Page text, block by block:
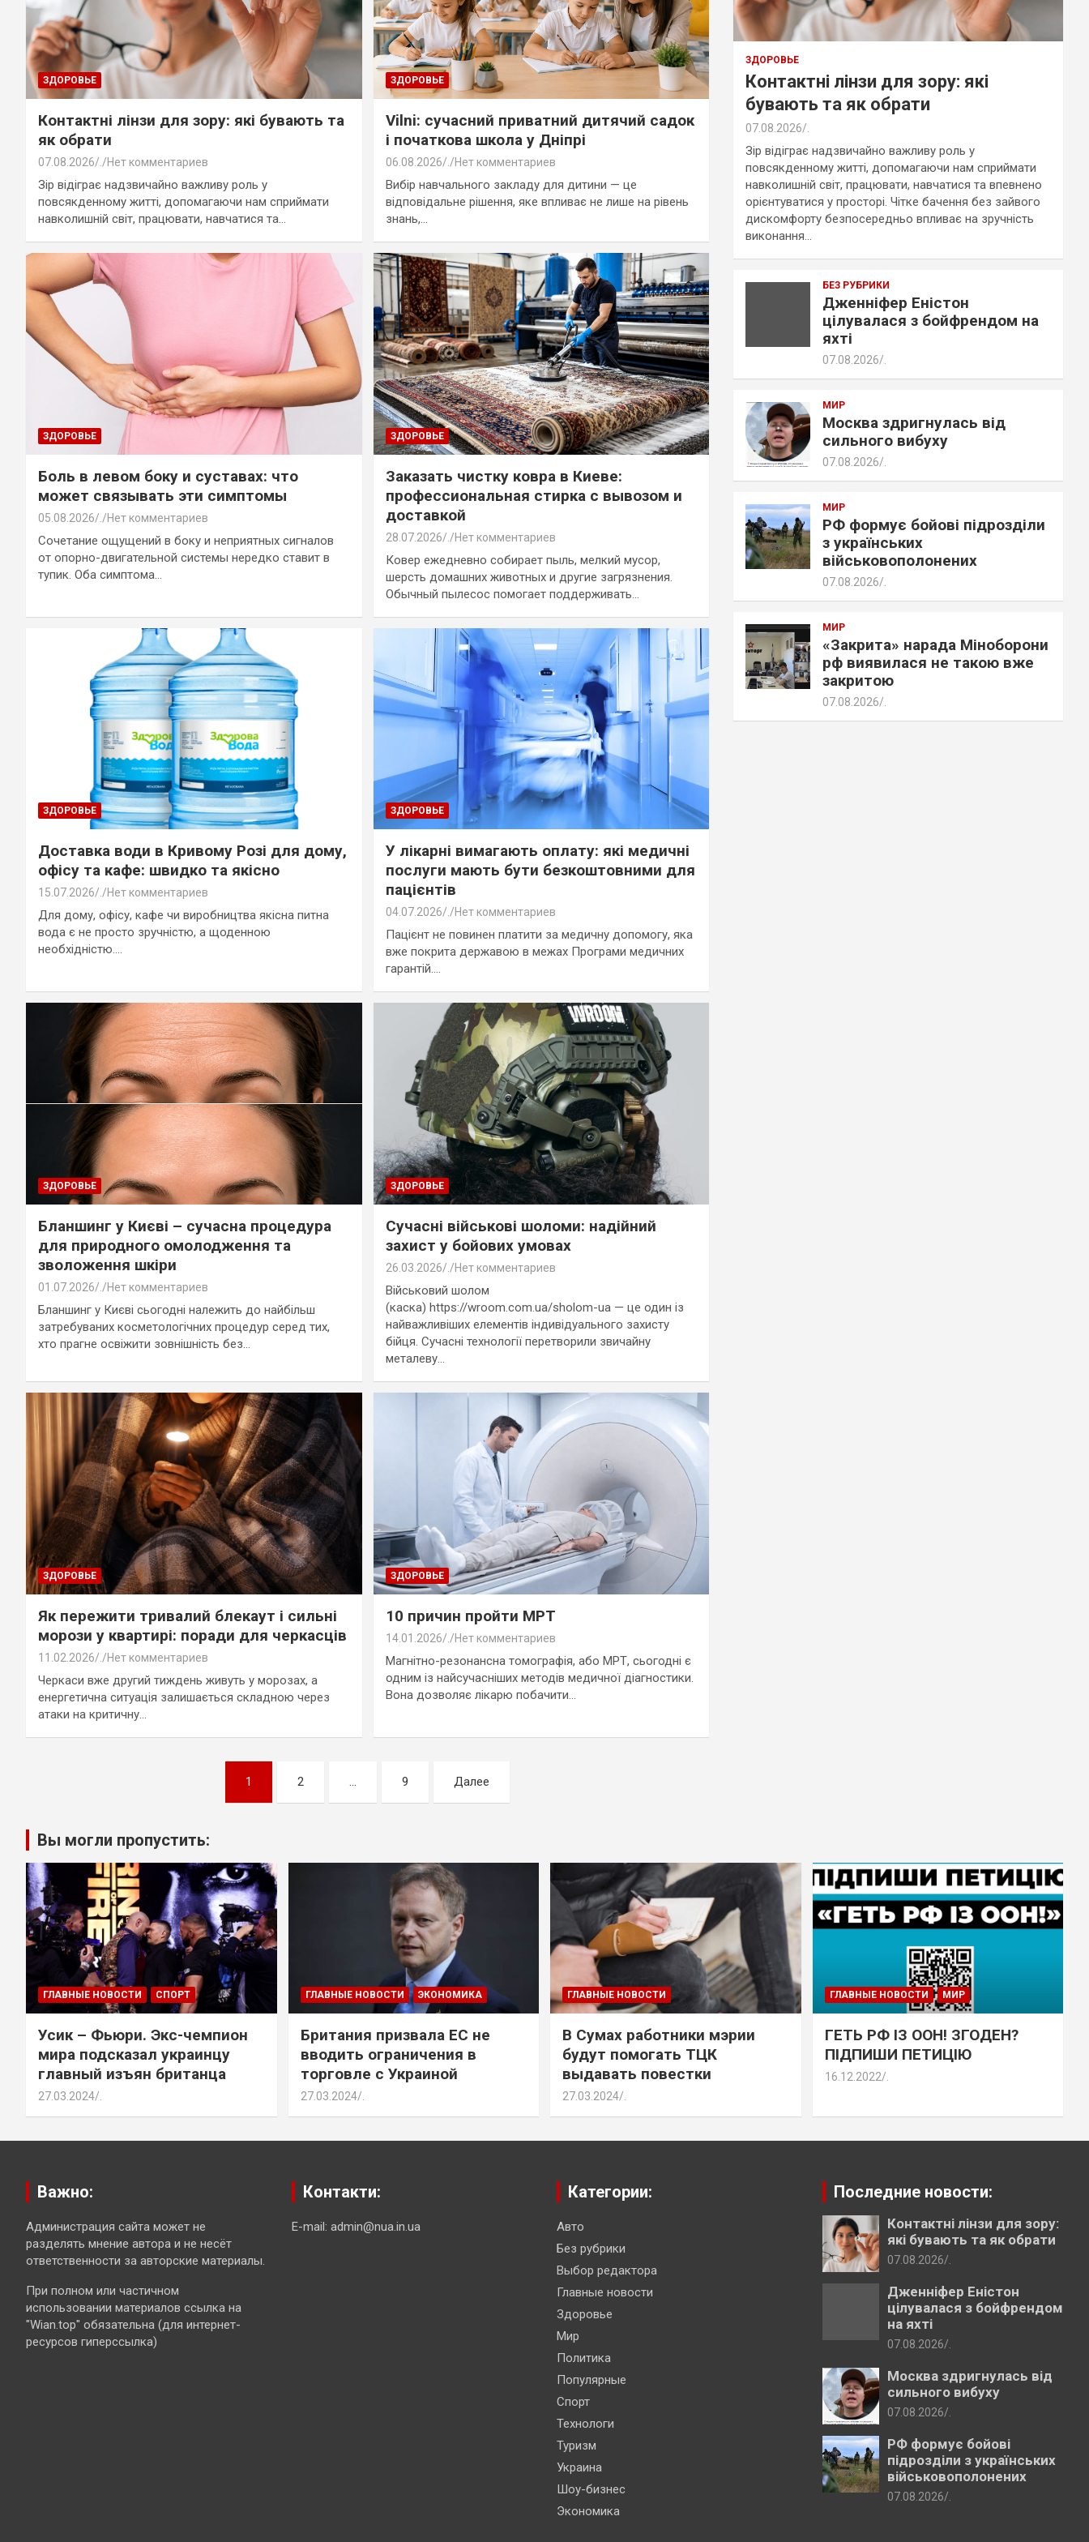
ЗДОРОВЬЕ
Контактні лінзи для зору: які бувають та
як обрати
07.08.2026 Нет комментариев
Зір відіграє надзвичайно важливу роль у
повсякденному житті, допомагаючи нам сприймати
навколишній світ, працювати, навчатися та…
ЗДОРОВЬЕ
Vilni: сучасний приватний дитячий садок
і початкова школа у Дніпрі
06.08.2026 Нет комментариев
Вибір навчального закладу для дитини — це
відповідальне рішення, яке впливає не лише на рівень
знань,…
ЗДОРОВЬЕ
Боль в левом боку и суставах: что
может связывать эти симптомы
05.08.2026 Нет комментариев
Сочетание ощущений в боку и неприятных сигналов
от опорно-двигательной системы нередко ставит в
тупик. Оба симптома…
ЗДОРОВЬЕ
Заказать чистку ковра в Киеве:
профессиональная стирка с вывозом и
доставкой
28.07.2026 Нет комментариев
Ковер ежедневно собирает пыль, мелкий мусор,
шерсть домашних животных и другие загрязнения.
Обычный пылесос помогает поддерживать…
ЗДОРОВЬЕ
Доставка води в Кривому Розі для дому,
офісу та кафе: швидко та якісно
15.07.2026 . Нет комментариев
Для дому, офісу, кафе чи виробництва якісна питна
вода є не просто зручністю, а щоденною
необхідністю.…
ЗДОРОВЬЕ
У лікарні вимагають оплату: які медичні
послуги мають бути безкоштовними для
пацієнтів
04.07.2026 . Нет комментариев
Пацієнт не повинен платити за медичну допомогу, яка
вже покрита державою в межах Програми медичних
гарантій.…
ЗДОРОВЬЕ
Бланшинг у Києві – сучасна процедура
для природного омолодження та
зволоження шкіри
01.07.2026 Нет комментариев
Бланшинг у Києві сьогодні належить до найбільш
затребуваних косметологічних процедур серед тих,
хто прагне освіжити зовнішність без…
ЗДОРОВЬЕ
Сучасні військові шоломи: надійний
захист у бойових умовах
26.03.2026 Нет комментариев
Військовий шолом
(каска) https://wroom.com.ua/sholom-ua — це один із
найважливіших елементів індивідуального захисту
бійця. Сучасні технології перетворили звичайну
металеву…
ЗДОРОВЬЕ
Як пережити тривалий блекаут і сильні
морози у квартирі: поради для черкасців
11.02.2026 Нет комментариев
Черкаси вже другий тиждень живуть у морозах, а
енергетична ситуація залишається складною через
атаки на критичну…
ЗДОРОВЬЕ
10 причин пройти МРТ
14.01.2026 Нет комментариев
Магнітно-резонансна томографія, або МРТ, сьогодні є
одним із найсучасніших методів медичної діагностики.
Вона дозволяє лікарю побачити…
1 2 … 9 Далее
ЗДОРОВЬЕ
Контактні лінзи для зору: які
бувають та як обрати
07.08.2026
Зір відіграє надзвичайно важливу роль у
повсякденному житті, допомагаючи нам сприймати
навколишній світ, працювати, навчатися та впевнено
орієнтуватися у просторі. Чітке бачення без зайвого
дискомфорту безпосередньо впливає на зручність
виконання…
БЕЗ РУБРИКИ
Дженніфер Еністон
цілувалася з бойфрендом на
яхті
07.08.2026
МИР
Москва здригнулась від
сильного вибуху
07.08.2026
МИР
РФ формує бойові підрозділи
з українських
військовополонених
07.08.2026
МИР
«Закрита» нарада Міноборони
рф виявилася не такою вже
закритою
07.08.2026
Вы могли пропустить:
ГЛАВНЫЕ НОВОСТИ СПОРТ
Усик – Фьюри. Экс-чемпион
мира подсказал украинцу
главный изъян британца
27.03.2024
ГЛАВНЫЕ НОВОСТИ ЭКОНОМИКА
Британия призвала ЕС не
вводить ограничения в
торговле с Украиной
27.03.2024
ГЛАВНЫЕ НОВОСТИ
В Сумах работники мэрии
будут помогать ТЦК
выдавать повестки
27.03.2024
ГЛАВНЫЕ НОВОСТИ МИР
ГЕТЬ РФ ІЗ ООН! ЗГОДЕН?
ПІДПИШИ ПЕТИЦІЮ
16.12.2022
Важно:
Администрация сайта может не
разделять мнение автора и не несёт
ответственности за авторские материалы.
При полном или частичном
использовании материалов ссылка на
"Wian.top" обязательна (для интернет-
ресурсов гиперссылка)
Контакти:
E-mail: admin@nua.in.ua
Категории:
Авто
Без рубрики
Выбор редактора
Главные новости
Здоровье
Мир
Политика
Популярные
Спорт
Технологи
Туризм
Украина
Шоу-бизнес
Экономика
Последние новости:
Контактні лінзи для зору:
які бувають та як обрати
07.08.2026
Дженніфер Еністон
цілувалася з бойфрендом
на яхті
07.08.2026
Москва здригнулась від
сильного вибуху
07.08.2026
РФ формує бойові
підрозділи з українських
військовополонених
07.08.2026